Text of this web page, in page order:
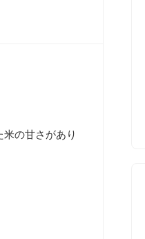
の甘さがあり